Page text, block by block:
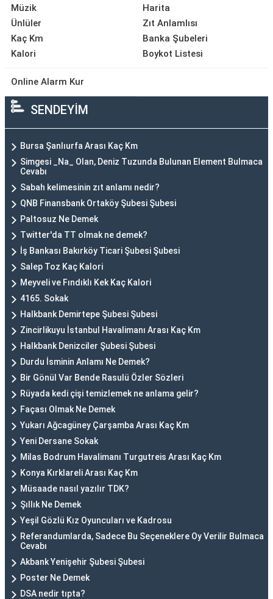
Müzik
Ünlüler
Kaç Km
Kalori
Harita
Zıt Anlamlısı
Banka Şubeleri
Boykot Listesi
Online Alarm Kur
SENDEYİM
Bursa Şanlıurfa Arası Kaç Km
Simgesi _Na_ Olan, Deniz Tuzunda Bulunan Element Bulmaca
Cevabı
Sabah kelimesinin zıt anlamı nedir?
QNB Finansbank Ortaköy Şubesi Şubesi
Paltosuz Ne Demek
Twitter'da TT olmak ne demek?
İş Bankası Bakırköy Ticari Şubesi Şubesi
Salep Toz Kaç Kalori
Meyveli ve Fındıklı Kek Kaç Kalori
4165. Sokak
Halkbank Demirtepe Şubesi Şubesi
Zincirlikuyu İstanbul Havalimanı Arası Kaç Km
Halkbank Denizciler Şubesi Şubesi
Durdu İsminin Anlamı Ne Demek?
Bir Gönül Var Bende Rasulü Özler Sözleri
Rüyada kedi çişi temizlemek ne anlama gelir?
Façası Olmak Ne Demek
Yukarı Ağcagüney Çarşamba Arası Kaç Km
Yeni Dersane Sokak
Milas Bodrum Havalimanı Turgutreis Arası Kaç Km
Konya Kırklareli Arası Kaç Km
Müsaade nasıl yazılır TDK?
Şıllık Ne Demek
Yeşil Gözlü Kız Oyuncuları ve Kadrosu
Referandumlarda, Sadece Bu Seçeneklere Oy Verilir Bulmaca
Cevabı
Akbank Yenişehir Şubesi Şubesi
Poster Ne Demek
DSA nedir tıpta?